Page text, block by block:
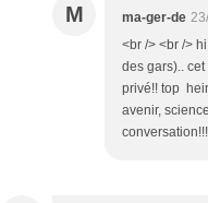
M ma-ger-de
<br /> <br />
des gars)..
privé!! top
avenir,